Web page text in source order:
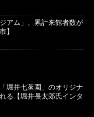
アム」、累計来館者数が
】
堀井七茗園」のオリジナ
る【堀井長太郎氏インタ